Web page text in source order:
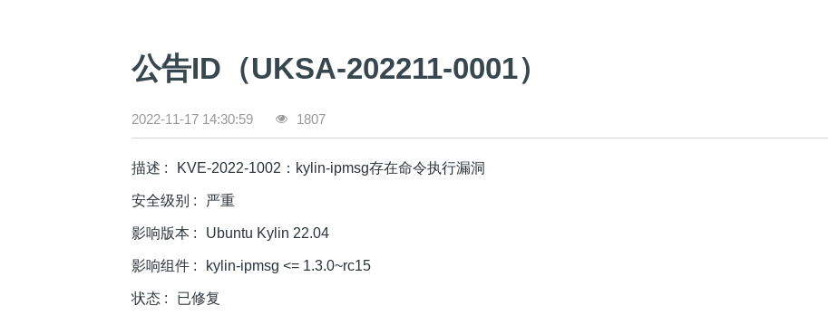
公告ID（UKSA-202211-0001）
2022-11-17 14:30:59 1807
描述 : KVE-2022-1002：kylin-ipmsg存在命令执行漏洞
安全级别 : 严重
影响版本 : Ubuntu Kylin 22.04
影响组件: kylin-ipmsg <= 1.3.0~rc15
状态: 已修复